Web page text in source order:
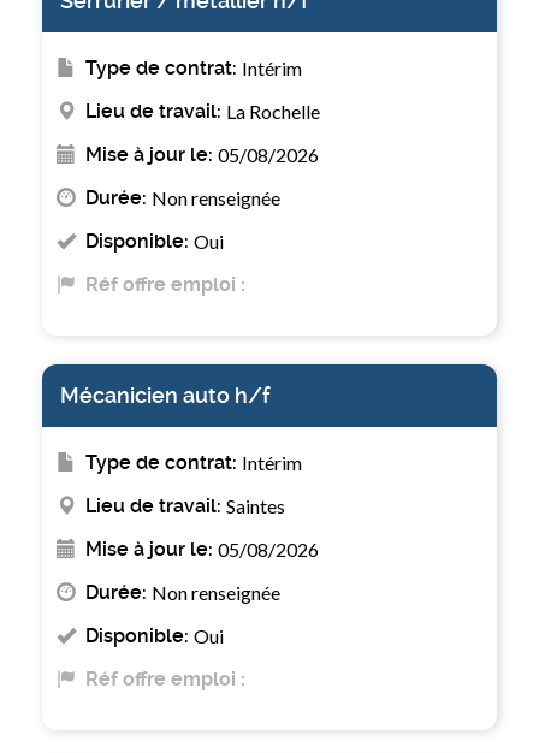
Type de contrat: Intérim
Lieu de travail: La Rochelle
Mise à jour le: 05/08/2026
Durée: Non renseignée
Disponible: Oui
Réf offre emploi :
Mécanicien auto h/f
Type de contrat: Intérim
Lieu de travail: Saintes
Mise à jour le: 05/08/2026
Durée: Non renseignée
Disponible: Oui
Réf offre emploi :